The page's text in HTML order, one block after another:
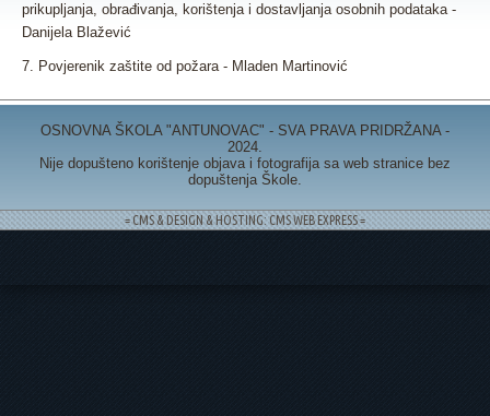
prikupljanja, obrađivanja, korištenja i dostavljanja osobnih podataka -
Danijela Blažević
7. Povjerenik zaštite od požara - Mladen Martinović
OSNOVNA ŠKOLA "ANTUNOVAC" - SVA PRAVA PRIDRŽANA -
2024.
Nije dopušteno korištenje objava i fotografija sa web stranice bez
dopuštenja Škole.
= CMS & DESIGN & HOSTING: CMS WEB EXPRESS =